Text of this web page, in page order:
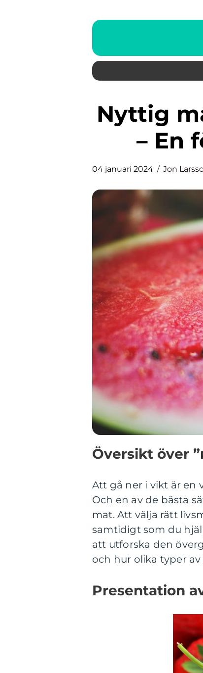
Nyttig mat för att gå ner i vikt
– En
04 januari 2024 Jon
Översikt över
Att gå ner i vikt är en
Och en av de bästa
mat. Att välja rätt
samtidigt som du
att utforska den
och hur olika typer
Presentation